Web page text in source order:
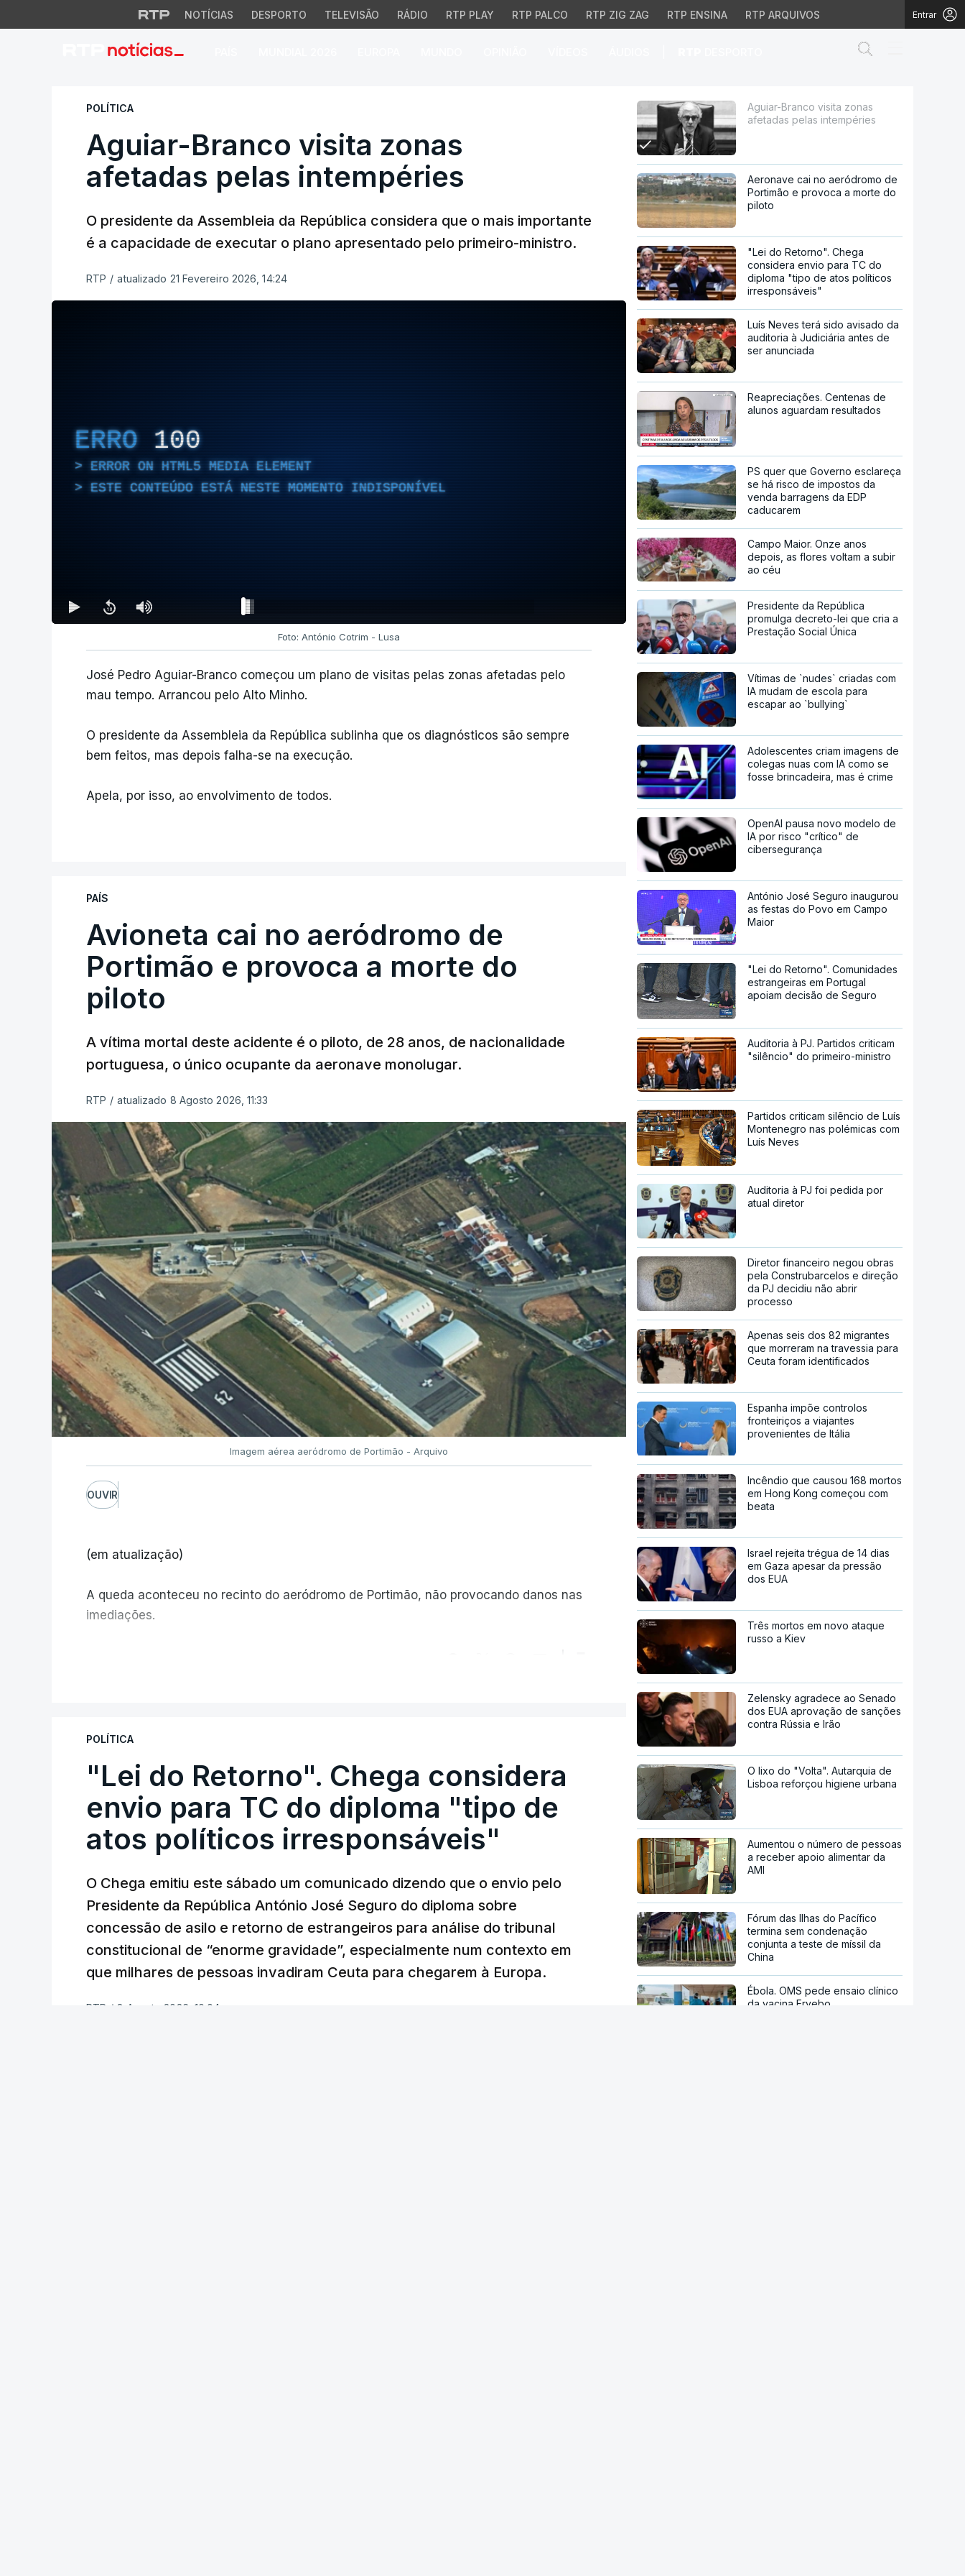
NOTÍCIAS DESPORTO TELEVISÃO RÁDIO RTP PLAY RTP PALCO RTP ZIG ZAG RTP ENSINA RTP ARQUIVOS Entrar
Aguiar-Branco visita zonas afetadas pelas intempéries
POLÍTICA
Aguiar-Branco visita zonas
afetadas pelas intempéries
O presidente da Assembleia da República considera que o mais importante
é a capacidade de executar o plano apresentado pelo primeiro-ministro.
RTP / atualizado 21 Fevereiro 2026, 14:24
ERRO 100
ERROR ON HTML5 MEDIA ELEMENT
ESTE CONTEÚDO ESTÁ NESTE MOMENTO INDISPONÍVEL
Foto: António Cotrim - Lusa
José Pedro Aguiar-Branco começou um plano de visitas pelas zonas afetadas pelo
mau tempo. Arrancou pelo Alto Minho.
O presidente da Assembleia da República sublinha que os diagnósticos são sempre
bem feitos, mas depois falha-se na execução.
Apela, por isso, ao envolvimento de todos.
PAÍS
Avioneta cai no aeródromo de
Portimão e provoca a morte do
piloto
A vítima mortal deste acidente é o piloto, de 28 anos, de nacionalidade
portuguesa, o único ocupante da aeronave monolugar.
RTP / atualizado 8 Agosto 2026, 11:33
Imagem aérea aeródromo de Portimão - Arquivo
OUVIR
(em atualização)
A queda aconteceu no recinto do aeródromo de Portimão, não provocando danos nas
imediações.
POLÍTICA
"Lei do Retorno". Chega considera
envio para TC do diploma "tipo de
atos políticos irresponsáveis"
O Chega emitiu este sábado um comunicado dizendo que o envio pelo
Presidente da República António José Seguro do diploma sobre
concessão de asilo e retorno de estrangeiros para análise do tribunal
constitucional de “enorme gravidade”, especialmente num contexto em
que milhares de pessoas invadiram Ceuta para chegarem à Europa.
RTP / 8 Agosto 2026, 10:04
Aguiar-Branco visita zonas
afetadas pelas intempéries
Aeronave cai no aeródromo de
Portimão e provoca a morte do
piloto
"Lei do Retorno". Chega
considera envio para TC do
diploma "tipo de atos políticos
irresponsáveis"
Luís Neves terá sido avisado da
auditoria à Judiciária antes de
ser anunciada
Reapreciações. Centenas de
alunos aguardam resultados
PS quer que Governo esclareça
se há risco de impostos da
venda barragens da EDP
caducarem
Campo Maior. Onze anos
depois, as flores voltam a subir
ao céu
Presidente da República
promulga decreto-lei que cria a
Prestação Social Única
Vítimas de `nudes` criadas com
IA mudam de escola para
escapar ao `bullying`
Adolescentes criam imagens de
colegas nuas com IA como se
fosse brincadeira, mas é crime
OpenAI pausa novo modelo de
IA por risco "crítico" de
cibersegurança
António José Seguro inaugurou
as festas do Povo em Campo
Maior
"Lei do Retorno". Comunidades
estrangeiras em Portugal
apoiam decisão de Seguro
Auditoria à PJ. Partidos criticam
"silêncio" do primeiro-ministro
Partidos criticam silêncio de Luís
Montenegro nas polémicas com
Luís Neves
Auditoria à PJ foi pedida por
atual diretor
Diretor financeiro negou obras
pela Construbarcelos e direção
da PJ decidiu não abrir
processo
Apenas seis dos 82 migrantes
que morreram na travessia para
Ceuta foram identificados
Espanha impõe controlos
fronteiriços a viajantes
provenientes de Itália
Incêndio que causou 168 mortos
em Hong Kong começou com
beata
Israel rejeita trégua de 14 dias
em Gaza apesar da pressão
dos EUA
Três mortos em novo ataque
russo a Kiev
Zelensky agradece ao Senado
dos EUA aprovação de sanções
contra Rússia e Irão
O lixo do "Volta". Autarquia de
Lisboa reforçou higiene urbana
Aumentou o número de pessoas
a receber apoio alimentar da
AMI
Fórum das Ilhas do Pacífico
termina sem condenação
conjunta a teste de míssil da
China
Ébola. OMS pede ensaio clínico
da vacina Ervebo